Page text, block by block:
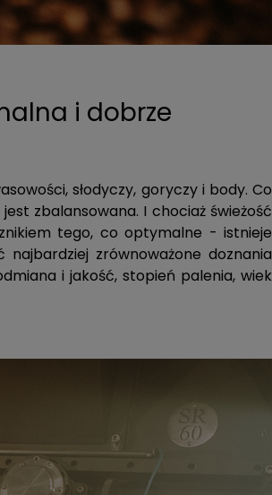
i dobrze
słodyczy, goryczy i body. Co
zbalansowana. I chociaż świeżość
tego, co optymalne - istnieje
zrównoważone doznania
i jakość, stopień palenia, wiek